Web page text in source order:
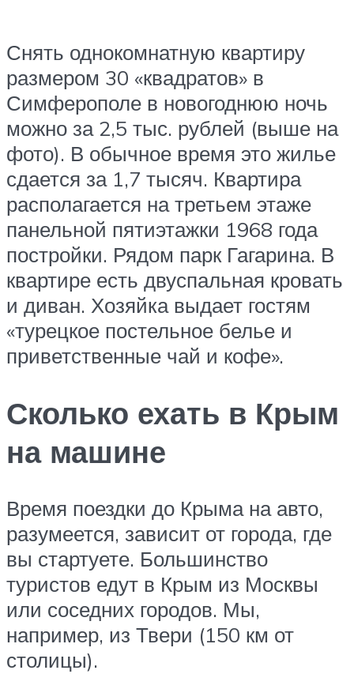
Снять однокомнатную квартиру
размером 30 «квадратов» в
Симферополе в новогоднюю ночь
можно за 2,5 тыс. рублей (выше на
фото). В обычное время это жилье
сдается за 1,7 тысяч. Квартира
располагается на третьем этаже
панельной пятиэтажки 1968 года
постройки. Рядом парк Гагарина. В
квартире есть двуспальная кровать
и диван. Хозяйка выдает гостям
«турецкое постельное белье и
приветственные чай и кофе».
Сколько ехать в Крым
на машине
Время поездки до Крыма на авто,
разумеется, зависит от города, где
вы стартуете. Большинство
туристов едут в Крым из Москвы
или соседних городов. Мы,
например, из Твери (150 км от
столицы).